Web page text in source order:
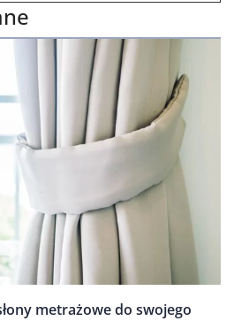
metrażowe do swojego